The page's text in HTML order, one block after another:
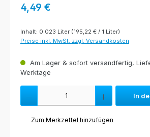
Regulärer Preis:
4,49 €
Inhalt: 0.023 Liter (195,22 € / 1 Liter)
Preise inkl. MwSt. zzgl. Versandkosten
Am Lager & sofort versandfertig,
Werktage
Produkt Anzahl: Gib den gewünschten Wert
In
Zum Merkzettel hinzufügen